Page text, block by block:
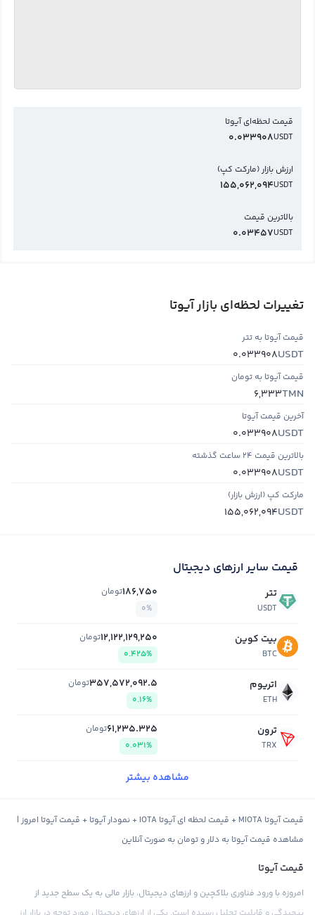
قیمت لحظه‌ای آیوتا
USDT
0.033908
ارزش بازار (مارکت کپ)
USDT
155,062,094
بالاترین قیمت
USDT
0.03457
تغییرات لحظه‌ای بازار آیوتا
قیمت آیوتا به تتر
USDT
0.033908
قیمت آیوتا به تومان
TMN
6,333
آخرین قیمت آیوتا
USDT
0.033908
بالاترین قیمت ۲۴ ساعت گذشته
USDT
0.033908
مارکت کپ (ارزش بازار)
USDT
155,062,094
قیمت سایر ارزهای دیجیتال
تتر
USDT
186,750تومان
0%
بیت کوین
BTC
12,122,129,250تومان
0.425%
اتریوم
ETH
357,572,092.5تومان
0.16%
ترون
TRX
61,235.325تومان
0.031%
مشاهده بیشتر
قیمت آیوتا MIOTA + قیمت لحظه ای آیوتا IOTA + نمودار آیوتا + قیمت آیوتا امروز |
مشاهده قیمت آیوتا به دلار و تومان به صورت آنلاین
قیمت آیوتا
امروزه با ورود فناوری بلاکچین و ارزهای دیجیتال، بازار مالی به یک سطح جدید از